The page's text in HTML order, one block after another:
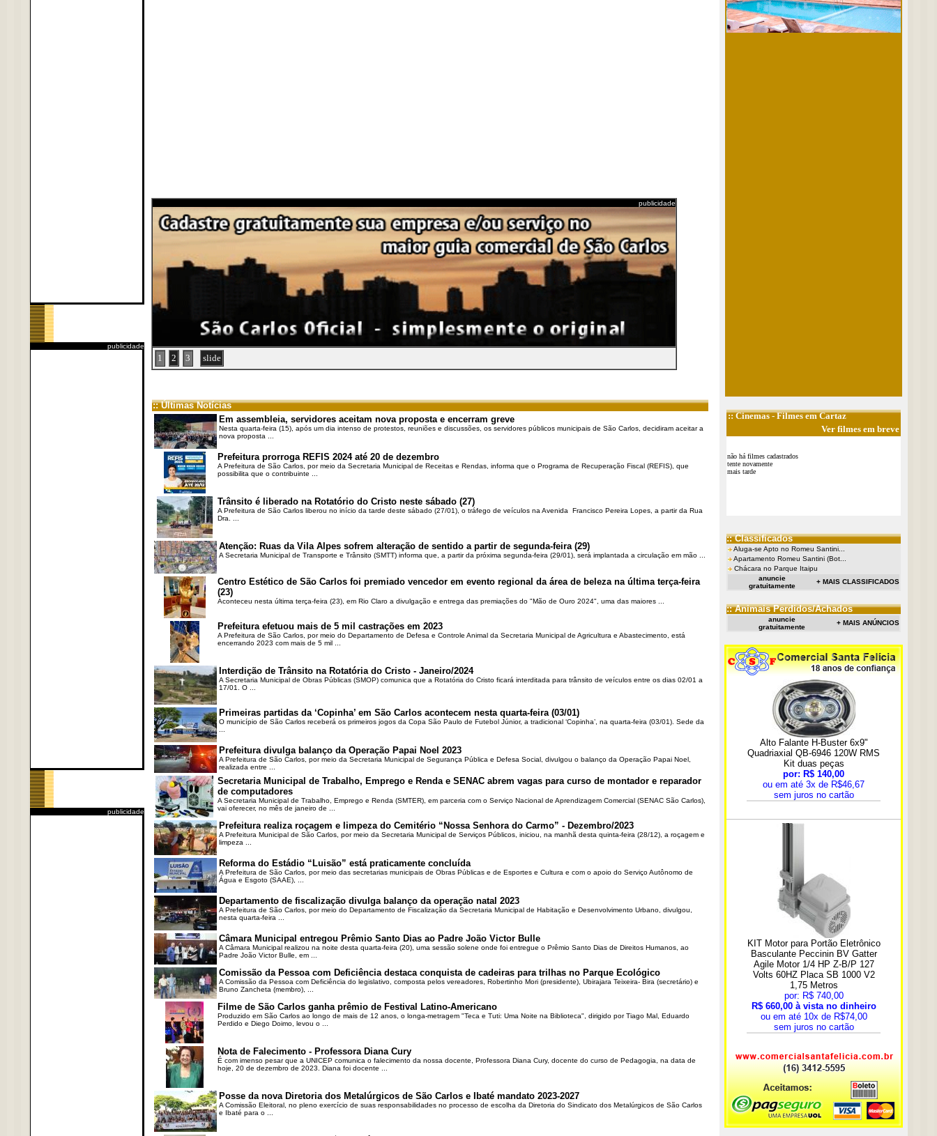
publicidade
publicidade
publicidade
1 2 3 slide
:: Últimas Notícias
Em assembleia, servidores aceitam nova proposta e encerram greve
Nesta quarta-feira (15), após um dia intenso de protestos, reuniões e discussões, os servidores públicos municipais de São Carlos, decidiram aceitar a
nova proposta ...
Prefeitura prorroga REFIS 2024 até 20 de dezembro
A Prefeitura de São Carlos, por meio da Secretaria Municipal de Receitas e Rendas, informa que o Programa de Recuperação Fiscal (REFIS), que
possibilita que o contribuinte ...
Trânsito é liberado na Rotatório do Cristo neste sábado (27)
A Prefeitura de São Carlos liberou no início da tarde deste sábado (27/01), o tráfego de veículos na Avenida Francisco Pereira Lopes, a partir da Rua
Dra. ...
Atenção: Ruas da Vila Alpes sofrem alteração de sentido a partir de segunda-feira (29)
A Secretaria Municipal de Transporte e Trânsito (SMTT) informa que, a partir da próxima segunda-feira (29/01), será implantada a circulação em mão ...
Centro Estético de São Carlos foi premiado vencedor em evento regional da área de beleza na última terça-feira
(23)
Aconteceu nesta última terça-feira (23), em Rio Claro a divulgação e entrega das premiações do "Mão de Ouro 2024", uma das maiores ...
Prefeitura efetuou mais de 5 mil castrações em 2023
A Prefeitura de São Carlos, por meio do Departamento de Defesa e Controle Animal da Secretaria Municipal de Agricultura e Abastecimento, está
encerrando 2023 com mais de 5 mil ...
Interdição de Trânsito na Rotatória do Cristo - Janeiro/2024
A Secretaria Municipal de Obras Públicas (SMOP) comunica que a Rotatória do Cristo ficará interditada para trânsito de veículos entre os dias 02/01 a
17/01. O ...
Primeiras partidas da ‘Copinha’ em São Carlos acontecem nesta quarta-feira (03/01)
O município de São Carlos receberá os primeiros jogos da Copa São Paulo de Futebol Júnior, a tradicional ‘Copinha’, na quarta-feira (03/01). Sede da
Prefeitura divulga balanço da Operação Papai Noel 2023
A Prefeitura de São Carlos, por meio da Secretaria Municipal de Segurança Pública e Defesa Social, divulgou o balanço da Operação Papai Noel,
realizada entre ...
Secretaria Municipal de Trabalho, Emprego e Renda e SENAC abrem vagas para curso de montador e reparador
de computadores
A Secretaria Municipal de Trabalho, Emprego e Renda (SMTER), em parceria com o Serviço Nacional de Aprendizagem Comercial (SENAC São Carlos),
vai oferecer, no mês de janeiro de ...
Prefeitura realiza roçagem e limpeza do Cemitério “Nossa Senhora do Carmo” - Dezembro/2023
A Prefeitura Municipal de São Carlos, por meio da Secretaria Municipal de Serviços Públicos, iniciou, na manhã desta quinta-feira (28/12), a roçagem e
limpeza ...
Reforma do Estádio “Luisão” está praticamente concluída
A Prefeitura de São Carlos, por meio das secretarias municipais de Obras Públicas e de Esportes e Cultura e com o apoio do Serviço Autônomo de
Água e Esgoto (SAAE), ...
Departamento de fiscalização divulga balanço da operação natal 2023
A Prefeitura de São Carlos, por meio do Departamento de Fiscalização da Secretaria Municipal de Habitação e Desenvolvimento Urbano, divulgou,
nesta quarta-feira ...
Câmara Municipal entregou Prêmio Santo Dias ao Padre João Victor Bulle
A Câmara Municipal realizou na noite desta quarta-feira (20), uma sessão solene onde foi entregue o Prêmio Santo Dias de Direitos Humanos, ao
Padre João Victor Bulle, em ...
Comissão da Pessoa com Deficiência destaca conquista de cadeiras para trilhas no Parque Ecológico
A Comissão da Pessoa com Deficiência do legislativo, composta pelos vereadores, Robertinho Mori (presidente), Ubirajara Teixeira- Bira (secretário) e
Bruno Zancheta (membro), ...
Filme de São Carlos ganha prêmio de Festival Latino-Americano
Produzido em São Carlos ao longo de mais de 12 anos, o longa-metragem "Teca e Tuti: Uma Noite na Biblioteca", dirigido por Tiago Mal, Eduardo
Perdido e Diego Doimo, levou o ...
Nota de Falecimento - Professora Diana Cury
É com imenso pesar que a UNICEP comunica o falecimento da nossa docente, Professora Diana Cury, docente do curso de Pedagogia, na data de
hoje, 20 de dezembro de 2023. Diana foi docente ...
Posse da nova Diretoria dos Metalúrgicos de São Carlos e Ibaté mandato 2023-2027
A Comissão Eleitoral, no pleno exercício de suas responsabilidades no processo de escolha da Diretoria do Sindicato dos Metalúrgicos de São Carlos
e Ibaté para o ...
::Cinemas- Filmes em Cartaz
Ver filmes em breve
não há filmes cadastrados
tente novamente
mais tarde
:: Classificados
Aluga-se Apto no Romeu Santini...
Apartamento Romeu Santini (Bot...
Chácara no Parque Itaipu
anuncie
gratuitamente
+ MAIS CLASSIFICADOS
:: Animais Perdidos/Achados
anuncie
gratuitamente
+ MAIS ANÚNCIOS